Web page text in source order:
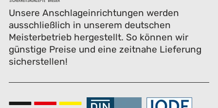
Unsere Anschlageinrichtungen werden
ausschließlich in unserem deutschen
Meisterbetrieb hergestellt. So können wir
günstige Preise und eine zeitnahe Lieferung
sicherstellen!